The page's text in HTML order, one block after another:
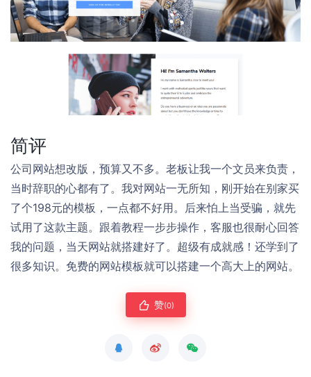
简评
公司网站想改版，预算又不多。老板让我一个文员来负责，
当时辞职的心都有了。我对网站一无所知，刚开始在别家买
了个198元的模板，一点都不好用。后来怕上当受骗，就先
试用了这款主题。跟着教程一步步操作，客服也很耐心回答
我的问题，当天网站就搭建好了。超级有成就感！还学到了
很多知识。免费的网站模板就可以搭建一个高大上的网站。
赞(0)